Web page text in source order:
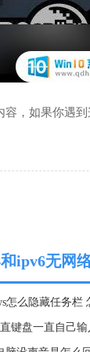
，如果你遇到
ipv6无网
怎么隐藏任务栏
键盘一直自己